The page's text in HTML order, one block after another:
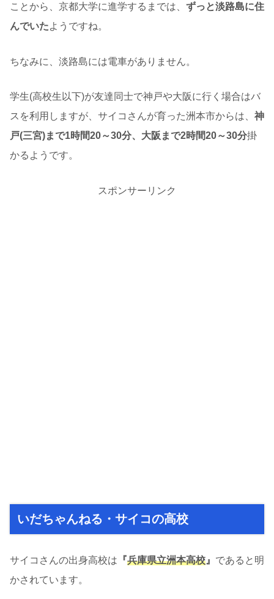
ことから、京都大学に進学するまでは、 ずっと淡路島に住
んでいたようですね。
ちなみに、淡路島には電車がありません。
学生(高校生以下)が友達同士で神戸や大阪に行く場合はバ
スを利用しますが、サイコさんが育った洲本市からは、 神
戸(三宮)まで1時間20～30分、大阪まで2時間20～30分掛
かるようです。
スポンサーリンク
いだちゃんねる・サイコの高校
サイコさんの出身高校は 『兵庫県立洲本高校 』 であると明
かされています。